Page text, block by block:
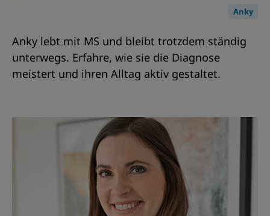
Anky
Anky lebt mit MS und bleibt trotzdem ständig
unterwegs. Erfahre, wie sie die Diagnose
meistert und ihren Alltag aktiv gestaltet.